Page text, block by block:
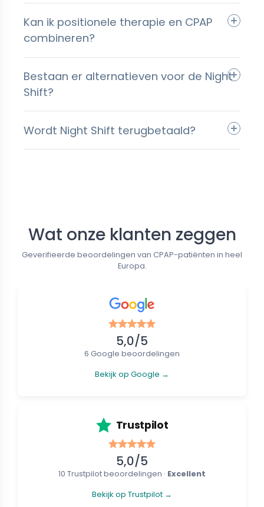
Kan ik positionele therapie en CPAP
combineren?
Bestaan er alternatieven voor de Night
Shift?
Wordt Night Shift terugbetaald?
Wat onze klanten zeggen
Geverifieerde beoordelingen van CPAP-patiënten in heel
Europa.
5,0/5
6 Google beoordelingen
Bekijk op Google →
Trustpilot
5,0/5
10 Trustpilot beoordelingen · Excellent
Bekijk op Trustpilot →